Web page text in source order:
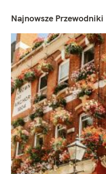
Najnowsze Przewodniki